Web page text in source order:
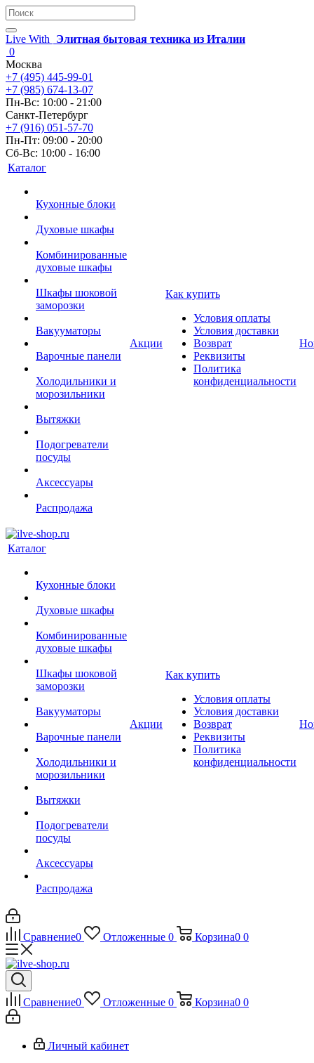
Live With
Элитная бытовая техника из Италии
0
Москва
+7 (495) 445-99-01
+7 (985) 674-13-07
Пн-Вс: 10:00 - 21:00
Санкт-Петербург
+7 (916) 051-57-70
Пн-Пт: 09:00 - 20:00
Сб-Вс: 10:00 - 16:00
Каталог
Кухонные блоки
Духовые шкафы
Комбинированные
духовые шкафы
Шкафы шоковой
заморозки
Вакууматоры
Варочные панели
Холодильники и
морозильники
Вытяжки
Подогреватели
посуды
Аксессуары
Распродажа
Акции
Как купить
Условия оплаты
Условия доставки
Возврат
Реквизиты
Политика
конфиденциальности
Каталог
Кухонные блоки
Духовые шкафы
Комбинированные
духовые шкафы
Шкафы шоковой
заморозки
Вакууматоры
Варочные панели
Холодильники и
морозильники
Вытяжки
Подогреватели
посуды
Аксессуары
Распродажа
Акции
Как купить
Условия оплаты
Условия доставки
Возврат
Реквизиты
Политика
конфиденциальности
Сравнение0 Отложенные 0 Корзина0 0
Сравнение0 Отложенные 0 Корзина0 0
Личный кабинет